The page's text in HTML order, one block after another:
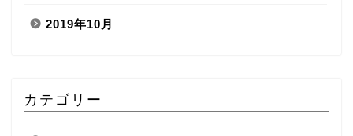
2019年10月
カテゴリー